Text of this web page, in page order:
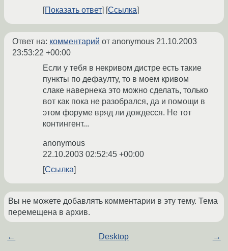
Показать ответ
Ссылка
Ответ на: комментарий от anonymous 21.10.2003
23:53:22 +00:00
Если у тебя в некривом дистре есть такие
пункты по дефаулту, то в моем кривом
слаке навернека это можно сделать, только
вот как пока не разобрался, да и помощи в
этом форуме вряд ли дождесся. Не тот
контингент...
anonymous
22.10.2003 02:52:45 +00:00
Ссылка
Вы не можете добавлять комментарии в эту тему. Тема
перемещена в архив.
← Desktop →